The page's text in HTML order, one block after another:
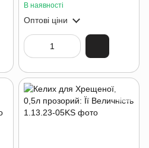
В наявності
Оптові ціни